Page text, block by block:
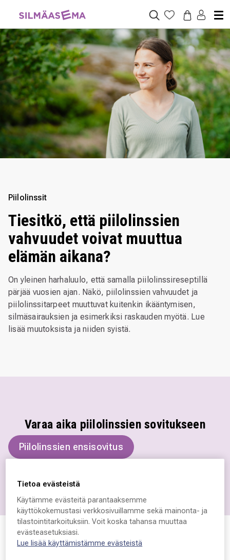
Piilolinssit
Tiesitkö, että piilolinssien
vahvuudet voivat muuttua
elämän aikana?
On yleinen harhaluulo, että samalla piilolinssireseptillä
pärjää vuosien ajan. Näkö, piilolinssien vahvuudet ja
piilolinssitarpeet muuttuvat kuitenkin ikääntymisen,
silmäsairauksien ja esimerkiksi raskauden myötä. Lue
lisää muutoksista ja niiden syistä.
Varaa aika piilolinssien sovitukseen
Piilolinssien ensisovitus
Ikänäkö
Tietoa evästeistä
Käytämme evästeitä parantaaksemme
käyttökokemustasi verkkosivuillamme sekä mainonta- ja
tilastointitarkoituksiin. Voit koska tahansa muuttaa
evästeasetuksiasi.
Lue lisää käyttämistämme evästeistä